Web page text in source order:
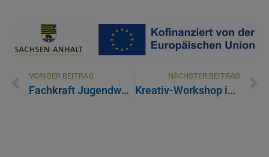
VORIGER BEITRAG
Fachkraft Jugendwohngruppe
NÄCHSTER BEITRAG
Kreativ-Workshop in der Freizeiteinrichtung: Wandkunst entsteht